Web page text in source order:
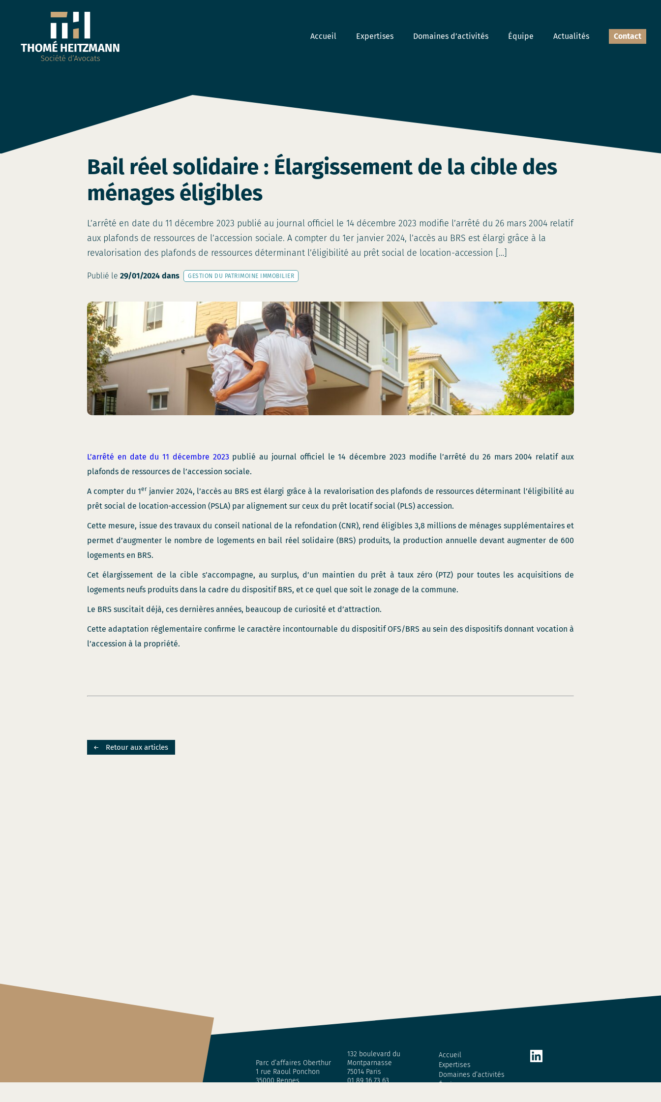
Accueil Expertises Domaines d’activités Équipe Actualités Contact
Bail réel solidaire : Élargissement de la cible des
ménages éligibles
L’arrêté en date du 11 décembre 2023 publié au journal officiel le 14 décembre 2023 modifie l’arrêté du 26 mars 2004 relatif
aux plafonds de ressources de l’accession sociale. A compter du 1er janvier 2024, l’accès au BRS est élargi grâce à la
revalorisation des plafonds de ressources déterminant l’éligibilité au prêt social de location-accession […]
Publié le 29/01/2024 dans GESTION DU PATRIMOINE IMMOBILIER
L’arrêté en date du 11 décembre 2023 publié au journal officiel le 14 décembre 2023 modifie l’arrêté du 26 mars 2004 relatif aux
plafonds de ressources de l’accession sociale.
A compter du 1er janvier 2024, l’accès au BRS est élargi grâce à la revalorisation des plafonds de ressources déterminant l’éligibilité au
prêt social de location-accession (PSLA) par alignement sur ceux du prêt locatif social (PLS) accession.
Cette mesure, issue des travaux du conseil national de la refondation (CNR), rend éligibles 3,8 millions de ménages supplémentaires et
permet d’augmenter le nombre de logements en bail réel solidaire (BRS) produits, la production annuelle devant augmenter de 600
logements en BRS.
Cet élargissement de la cible s’accompagne, au surplus, d’un maintien du prêt à taux zéro (PTZ) pour toutes les acquisitions de
logements neufs produits dans la cadre du dispositif BRS, et ce quel que soit le zonage de la commune.
Le BRS suscitait déjà, ces dernières années, beaucoup de curiosité et d’attraction.
Cette adaptation réglementaire confirme le caractère incontournable du dispositif OFS/BRS au sein des dispositifs donnant vocation à
l’accession à la propriété.
Retour aux articles
Parc d’affaires Oberthur
1 rue Raoul Ponchon
35000 Rennes
132 boulevard du
Montparnasse
75014 Paris
01 89 16 73 63
Accueil
Expertises
Domaines d’activités
Équipe